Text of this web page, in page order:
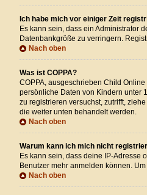
Ich habe mich vor einiger Zeit
Es kann sein, dass ein Administrator
Datenbankgröße zu verringern.
Nach oben
Was ist COPPA?
COPPA, ausgeschrieben Child
persönliche Daten von Kindern unter
zu registrieren versuchst, zutrifft,
die weiter unten behandelt werden.
Nach oben
Warum kann ich mich nicht
Es kann sein, dass deine IP-Adresse
Benutzer mehr anmelden können.
Nach oben